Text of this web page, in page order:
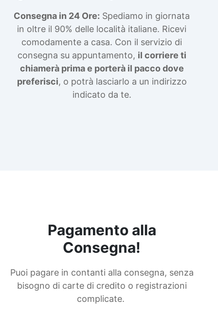
Consegna in 24 Ore: Spediamo in giornata
in oltre il 90% delle località italiane. Ricevi
comodamente a casa. Con il servizio di
consegna su appuntamento, il corriere ti
chiamerà prima e porterà il pacco dove
preferisci, o potrà lasciarlo a un indirizzo
indicato da te.
Pagamento alla
Consegna!
Puoi pagare in contanti alla consegna, senza
bisogno di carte di credito o registrazioni
complicate.